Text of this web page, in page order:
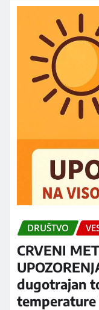
DRUŠTVO
CRVENI
dugotrajan